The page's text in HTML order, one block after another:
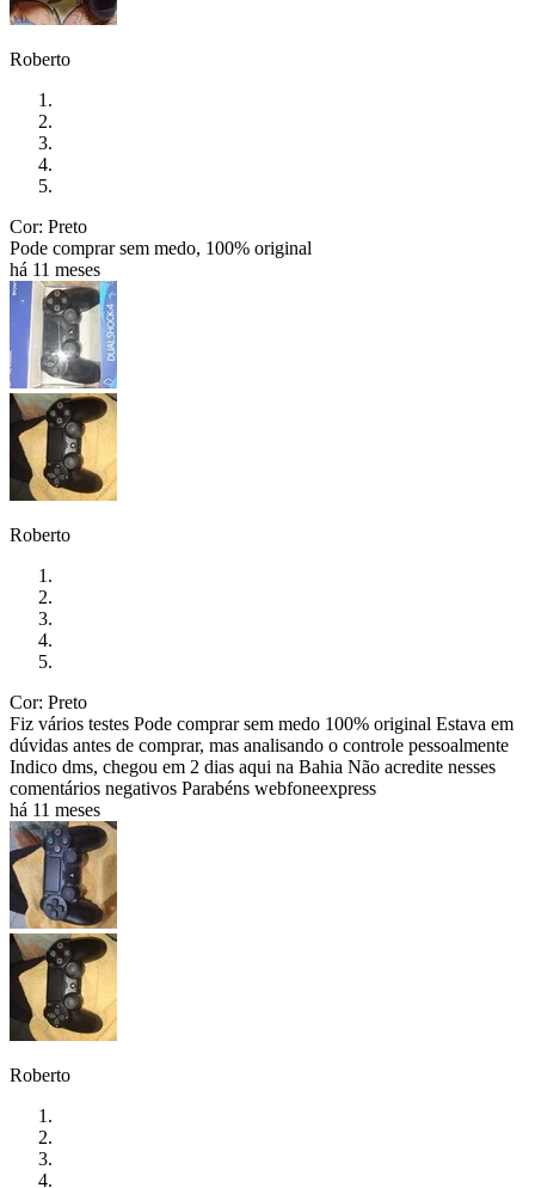
Roberto
Cor: Preto
Pode comprar sem medo, 100% original
há 11 meses
Roberto
Cor: Preto
Fiz vários testes Pode comprar sem medo 100% original Estava em
dúvidas antes de comprar, mas analisando o controle pessoalmente
Indico dms, chegou em 2 dias aqui na Bahia Não acredite nesses
comentários negativos Parabéns webfoneexpress
há 11 meses
Roberto